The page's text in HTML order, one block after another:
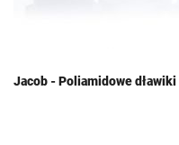
Jacob - Poliamidowe